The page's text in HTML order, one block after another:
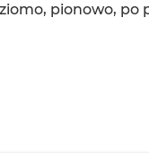
pionowo, po